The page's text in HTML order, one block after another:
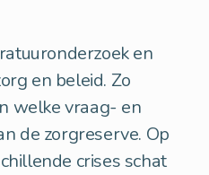
en
en beleid. Zo
welke vraag- en
de zorgreserve. Op
crises schat